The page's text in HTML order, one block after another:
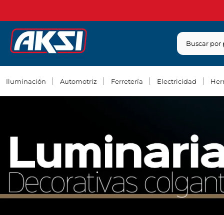
Saltar
contenido
Iluminación Automotriz Ferretería Electricidad